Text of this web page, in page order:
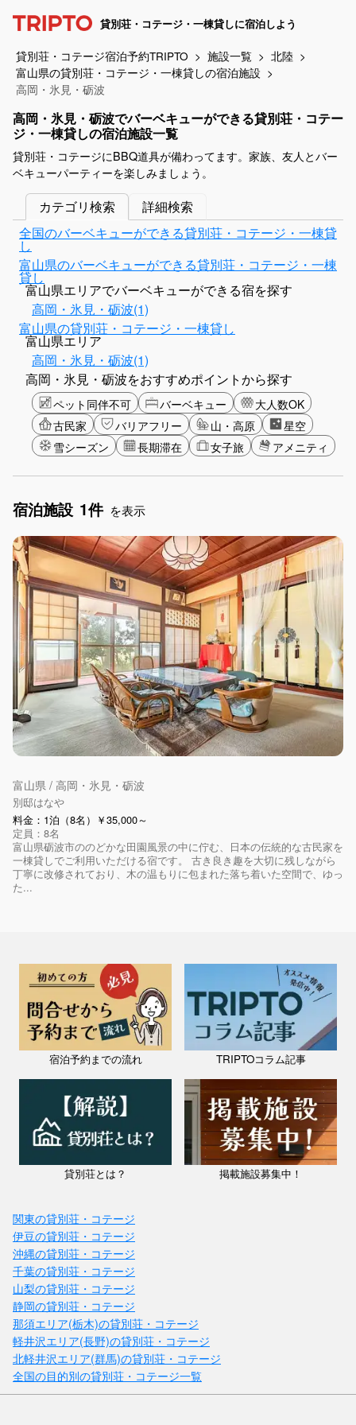
貸別荘・コテージ・一棟貸しに宿泊しよう
貸別荘・コテージ宿泊予約TRIPTO 施設一覧
北陸
富山県の貸別荘・コテージ・一棟貸しの宿泊施設
高岡・氷見・砺波
高岡・氷見・砺波でバーベキューができる貸別荘・コテー
ジ・一棟貸しの宿泊施設一覧
貸別荘・コテージにBBQ道具が備わってます。家族、友人とバー
ベキューパーティーを楽しみましょう。
カテゴリ検索
詳細検索
全国のバーベキューができる貸別荘・コテージ・一棟貸
し
富山県のバーベキューができる貸別荘・コテージ・一棟
貸し
富山県エリアでバーベキューができる宿を探す
高岡・氷見・砺波(1)
富山県の貸別荘・コテージ・一棟貸し
富山県エリア
高岡・氷見・砺波(1)
高岡・氷見・砺波をおすすめポイントから探す
ペット同伴不可 バーベキュー
大人数OK
古民家
バリアフリー 山・高原
星空
雪シーズン
長期滞在 女子旅 アメニティ
宿泊施設 1件 を表示
富山県 / 高岡・氷見・砺波
別邸はなや
料金：1泊（8名）￥35,000～
定員：8名
富山県砺波市ののどかな田園風景の中に佇む、日本の伝統的な古民家を
一棟貸しでご利用いただける宿です。 古き良き趣を大切に残しながら
丁寧に改修されており、木の温もりに包まれた落ち着いた空間で、ゆっ
た...
宿泊予約までの流れ TRIPTOコラム記事
貸別荘とは？ 掲載施設募集中！
関東の貸別荘・コテージ
伊豆の貸別荘・コテージ
沖縄の貸別荘・コテージ
千葉の貸別荘・コテージ
山梨の貸別荘・コテージ
静岡の貸別荘・コテージ
那須エリア(栃木)の貸別荘・コテージ
軽井沢エリア(長野)の貸別荘・コテージ
北軽井沢エリア(群馬)の貸別荘・コテージ
全国の目的別の貸別荘・コテージ一覧